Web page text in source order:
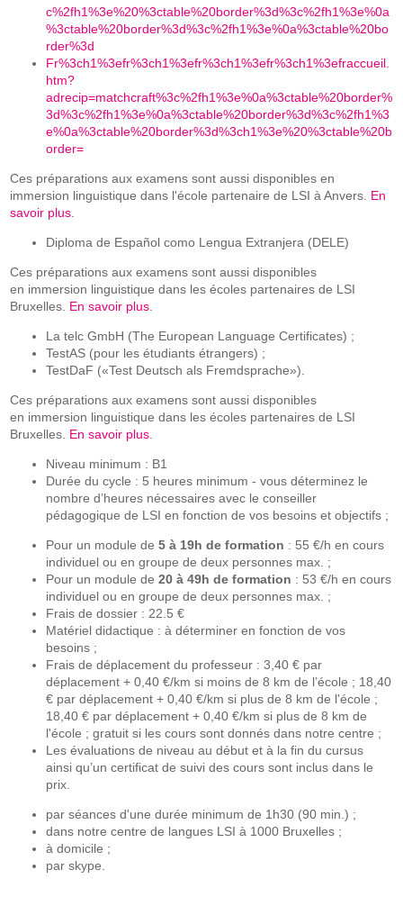
c%2fh1%3e%20%3ctable%20border%3d%3c%2fh1%3e%0a
%3ctable%20border%3d%3c%2fh1%3e%0a%3ctable%20bo
rder%3d
Fr%3ch1%3efr%3ch1%3efr%3ch1%3efr%3ch1%3efraccueil.
htm?
adrecip=matchcraft%3c%2fh1%3e%0a%3ctable%20border%
3d%3c%2fh1%3e%0a%3ctable%20border%3d%3c%2fh1%3
e%0a%3ctable%20border%3d%3ch1%3e%20%3ctable%20b
order=
Ces préparations aux examens sont aussi disponibles en
immersion linguistique dans l'école partenaire de LSI à Anvers. En
savoir plus
Diploma de Español como Lengua Extranjera (DELE)
Ces préparations aux examens sont aussi disponibles
en immersion linguistique dans les écoles partenaires de LSI
Bruxelles. En savoir plus
La telc GmbH (The European Language Certificates) ;
TestAS (pour les étudiants étrangers) ;
TestDaF («Test Deutsch als Fremdsprache»).
Ces préparations aux examens sont aussi disponibles
en immersion linguistique dans les écoles partenaires de LSI
Bruxelles. En savoir plus
Niveau minimum : B1
Durée du cycle : 5 heures minimum - vous déterminez le
nombre d’heures nécessaires avec le conseiller
pédagogique de LSI en fonction de vos besoins et objectifs ;
Pour un module de5 à 19h de formation : 55 €/h en cours
individuel ou en groupe de deux personnes max. ;
Pour un module de20 à 49h de formation : 53 €/h en cours
individuel ou en groupe de deux personnes max. ;
Frais de dossier : 22.5 €
Matériel didactique : à déterminer en fonction de vos
besoins ;
Frais de déplacement du professeur : 3,40 € par
déplacement + 0,40 €/km si moins de 8 km de l’école ; 18,40
€ par déplacement + 0,40 €/km si plus de 8 km de l'école ;
18,40 € par déplacement + 0,40 €/km si plus de 8 km de
l'école ; gratuit si les cours sont donnés dans notre centre ;
Les évaluations de niveau au début et à la fin du cursus
ainsi qu’un certificat de suivi des cours sont inclus dans le
prix.
par séances d'une durée minimum de 1h30 (90 min.) ;
dans notre centre de langues LSI à 1000 Bruxelles ;
à domicile ;
par skype.